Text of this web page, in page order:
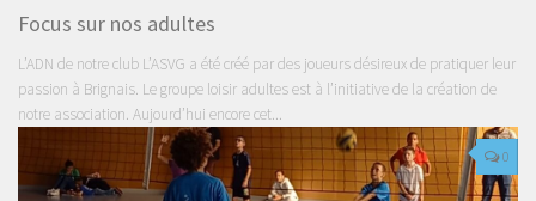
Focus sur nos adultes
L’ADN de notre club L’ASVG a été créé par des joueurs désireux de pratiquer leur
passion à Brignais. Le groupe loisir adultes est à l’initiative de la création de
notre association. Aujourd’hui encore cet...
0